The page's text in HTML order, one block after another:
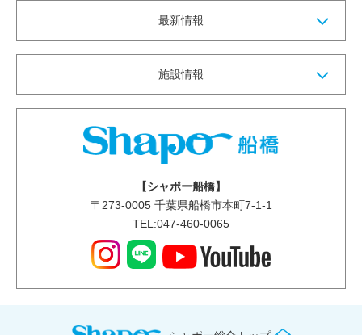
最新情報
施設情報
【シャポー船橋】
〒 273-0005千葉県船橋市本町7-1-1
TEL:047-460-0065